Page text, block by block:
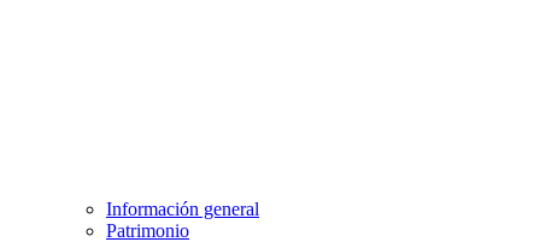
Información general
Patrimonio